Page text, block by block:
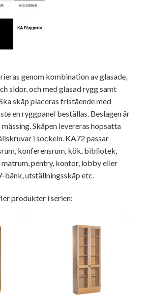
genom kombination av glasade,
sidor, och med glasad rygg samt
skåp placeras fristående med
en ryggpanel beställas. Beslagen är
Skåpen levereras hopsatta
i sockeln. KA72 passar
konferensrum, kök, bibliotek,
pentry, kontor, lobby eller
bänk, utställningsskåp etc.
produkter i serien: